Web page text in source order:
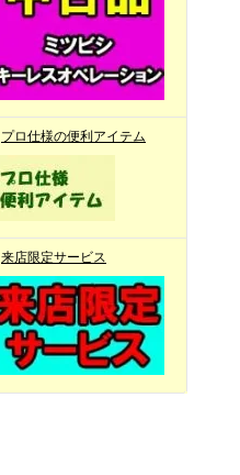
プロ仕様の便利アイテム
来店限定サービス